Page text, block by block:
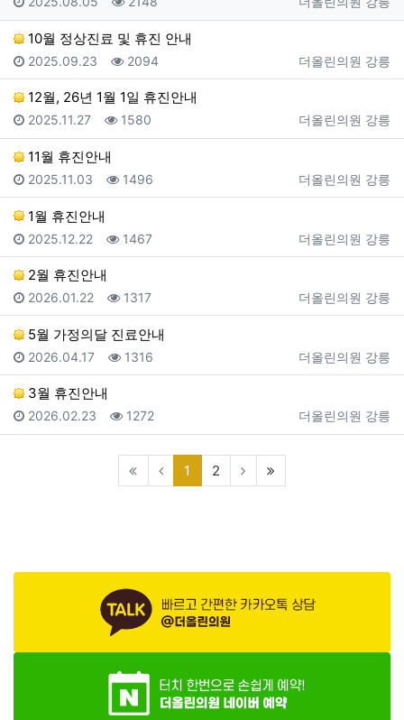
10월 정상진료 및 휴진 안내
등록자
더올린의원 강릉
등록일
2025.09.23 조회
2094
12월, 26년 1월 1일 휴진안내
등록자
더올린의원 강릉
등록일
2025.11.27 조회
1580
11월 휴진안내
등록자
더올린의원 강릉
등록일
2025.11.03 조회
1496
1월 휴진안내
등록자
더올린의원 강릉
등록일
2025.12.22 조회
1467
2월 휴진안내
등록자
더올린의원 강릉
등록일
2026.01.22 조회
1317
5월 가정의달 진료안내
등록자
더올린의원 강릉
등록일
2026.04.17 조회
1316
3월 휴진안내
등록자
더올린의원 강릉
등록일
2026.02.23 조회
1272
1 (current)
2 (last)